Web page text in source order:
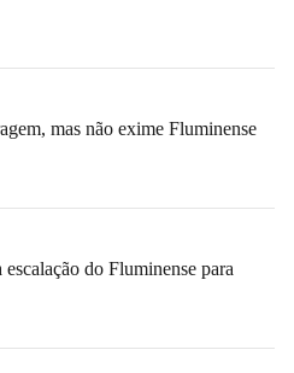
mas não exime Fluminense
do Fluminense para